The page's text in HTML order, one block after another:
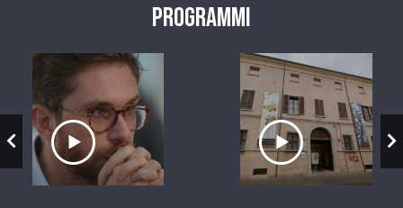
Programmi
Ascolta il servizio Ascolta il